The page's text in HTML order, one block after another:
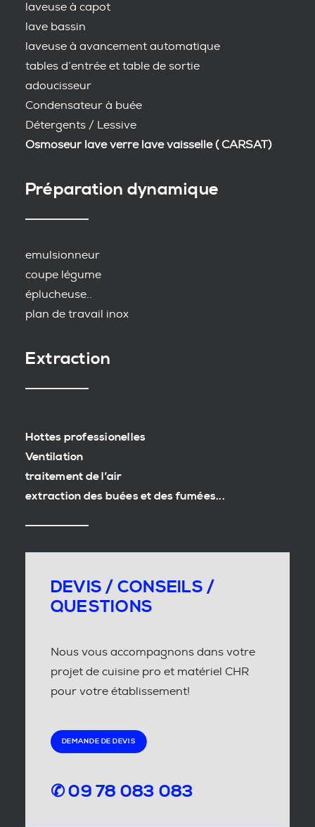
laveuse à capot
lave bassin
laveuse à avancement automatique
tables d’entrée et table de sortie
adoucisseur
Condensateur à buée
Détergents / Lessive
Osmoseur lave verre lave vaisselle ( CARSAT)
Préparation dynamique
emulsionneur
coupe légume
éplucheuse..
plan de travail inox
Extraction
Hottes professionelles
Ventilation
traitement de l’air
extraction des buées et des fumées...
DEVIS / CONSEILS /
QUESTIONS
Nous vous accompagnons dans votre
projet de cuisine pro et matériel CHR
pour votre établissement!
DEMANDE DE DEVIS
✆ 09 78 083 083